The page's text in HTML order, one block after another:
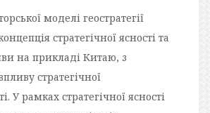
моделі геостратегії
стратегічної ясності та
на прикладі Китаю, з
стратегічної
У рамках стратегічної ясності